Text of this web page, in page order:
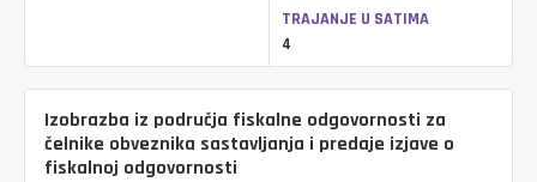
TRAJANJE U SATIMA
4
Izobrazba iz područja fiskalne odgovornosti za
čelnike obveznika sastavljanja i predaje izjave o
fiskalnoj odgovornosti